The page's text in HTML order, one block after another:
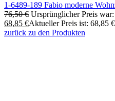
1-6489-189 Fabio moderne
76,50€ Ursprünglicher Preis
68,85 €Aktueller Preis ist: 68,85
zurück zu den Produkten